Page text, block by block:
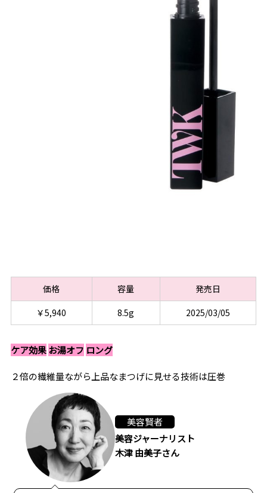
価格 容量
発売日
￥5,940
8.5g 2025/03/05
ケア効果お湯オフ ロング
２倍の繊維量ながら上品なまつげに見せる技術は圧巻
美容賢者
美容ジャーナリスト
木津 由美子さん